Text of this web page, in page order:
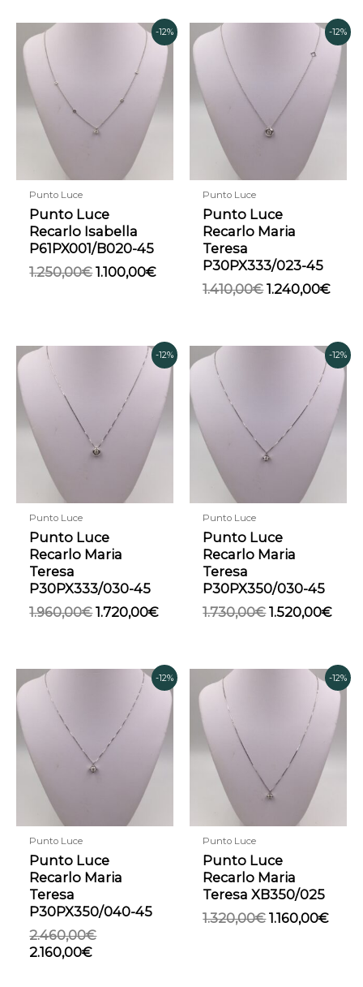
-12%
Punto Luce
Punto Luce
Recarlo Isabella
P61PX001/B020-45
1.250,00€
originale
1.250,00€.
1.100,00€
Il
prezzo
attuale
è:
1.100,00€.
-12%
Punto Luce
Punto Luce
Recarlo Maria
Teresa
P30PX333/023-45
1.410,00€
originale
1.410,00€.
1.240,00€
Il
è:
-12%
Punto Luce
Punto Luce
Recarlo Maria
Teresa
P30PX333/030-45
1.960,00€
prezzo
originale
1.960,00€.
1.720,00€
Il
prezzo
attuale
è:
1.720,00€.
-12%
Punto Luce
Punto Luce
Recarlo Maria
Teresa
P30PX350/030-45
1.730,00€
originale
1.730,00€.
1.520,00€
Il
è:
-12%
Punto Luce
Punto Luce
Recarlo Maria
Teresa
P30PX350/040-45
2.460,00€
prezzo
originale
era:
2.460,00€.
2.160,00€
prezzo
attuale
2.160,00€.
-12%
Punto Luce
Punto Luce
Recarlo Maria
Teresa XB350/025
1.320,00€
originale
1.320,00€.
1.160,00€
Il
è: